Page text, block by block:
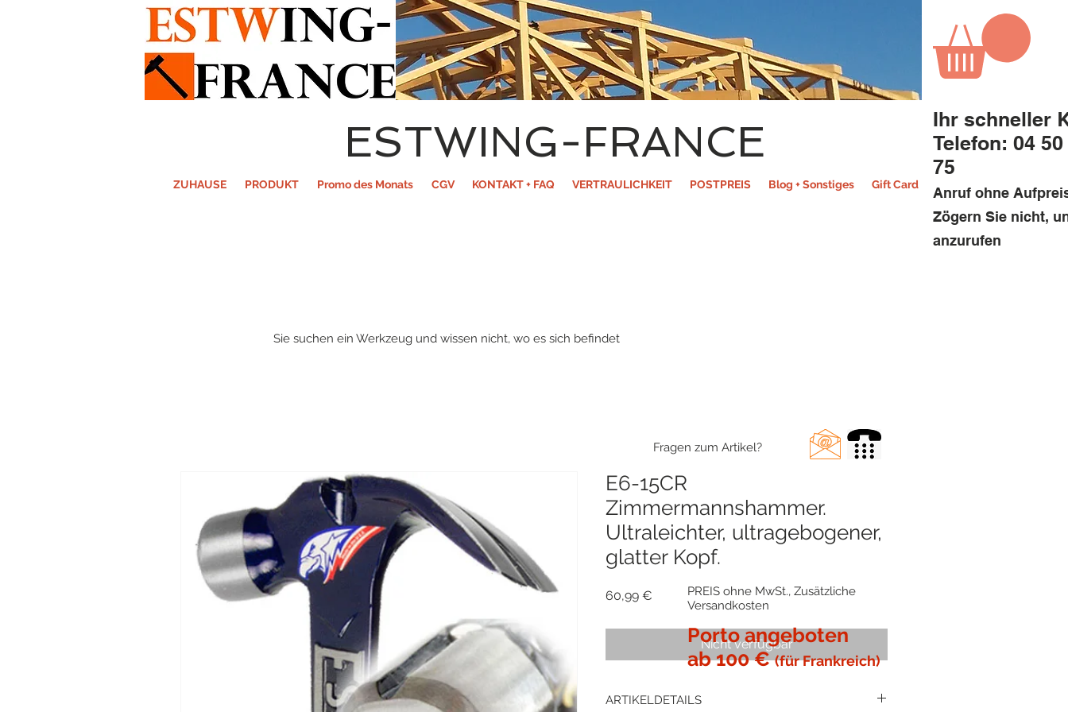
ESTWING-FRANCE
ZUHAUSE PRODUKT Promo des Monats CGV KONTAKT + FAQ VERTRAULICHKEIT POSTPREIS Blog + Sonstiges Gift Card
Ihr schneller
Telefon: 04 50
75
Anruf ohne
Zögern Sie nicht,
anzurufen
Sie suchen ein Werkzeug und wissen nicht, wo es sich befindet
E6-15CR
Zimmermannshammer.
Ultraleichter, ultragebogener,
glatter Kopf.
60,99 €
Nicht verfügbar
ARTIKELDETAILS
Porto angeboten
ab 100 € (für Frankreich)
PREIS ohne MwSt., Zusätzliche
Versandkosten
Fragen zum Artikel?